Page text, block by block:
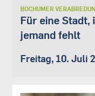
BOCHUMER
Für eine Stadt,
jemand fehlt
Freitag, 10. Juli